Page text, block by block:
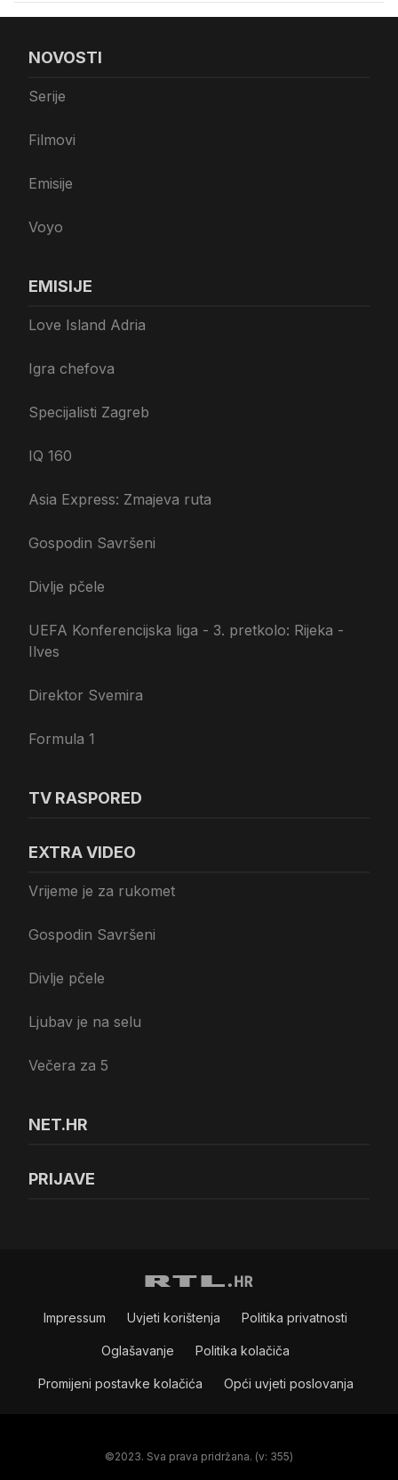
NOVOSTI
Serije
Filmovi
Emisije
Voyo
EMISIJE
Love Island Adria
Igra chefova
Specijalisti Zagreb
IQ 160
Asia Express: Zmajeva ruta
Gospodin Savršeni
Divlje pčele
UEFA Konferencijska liga - 3. pretkolo: Rijeka -
Ilves
Direktor Svemira
Formula 1
TV RASPORED
EXTRA VIDEO
Vrijeme je za rukomet
Gospodin Savršeni
Divlje pčele
Ljubav je na selu
Večera za 5
NET.HR
PRIJAVE
Impressum Uvjeti korištenja Politika privatnosti
Oglašavanje Politika kolačiča
Promijeni postavke kolačića Opći uvjeti poslovanja
©2023. Sva prava pridržana. (v: 355)